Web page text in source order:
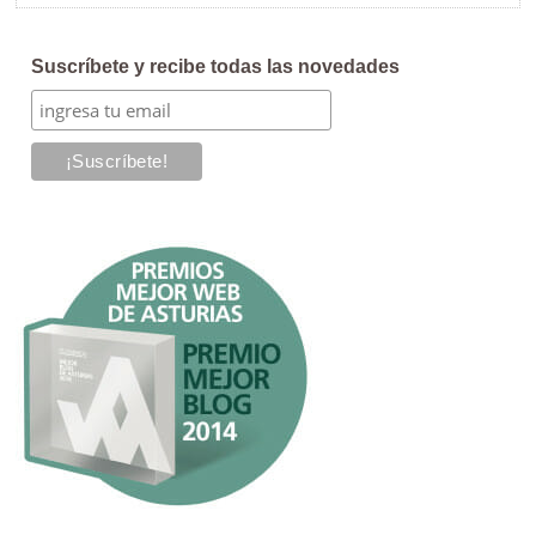
Suscríbete y recibe todas las novedades